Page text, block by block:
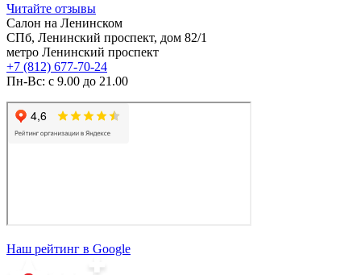
Читайте отзывы
Салон на Ленинском
СПб, Ленинский проспект, дом 82/1
метро Ленинский проспект
+7 (812) 677-70-24
Пн-Вс: с 9.00 до 21.00
Наш рейтинг в Google